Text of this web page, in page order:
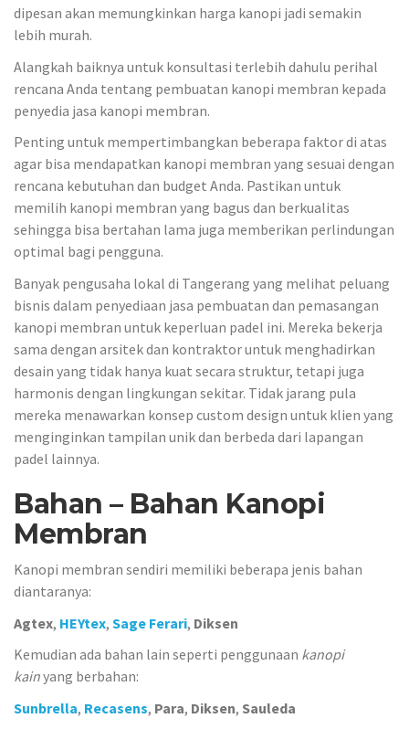
dipesan akan memungkinkan harga kanopi jadi semakin
lebih murah.
Alangkah baiknya untuk konsultasi terlebih dahulu perihal
rencana Anda tentang pembuatan kanopi membran kepada
penyedia jasa kanopi membran.
Penting untuk mempertimbangkan beberapa faktor di atas
agar bisa mendapatkan kanopi membran yang sesuai dengan
rencana kebutuhan dan budget Anda. Pastikan untuk
memilih kanopi membran yang bagus dan berkualitas
sehingga bisa bertahan lama juga memberikan perlindungan
optimal bagi pengguna.
Banyak pengusaha lokal di Tangerang yang melihat peluang
bisnis dalam penyediaan jasa pembuatan dan pemasangan
kanopi membran untuk keperluan padel ini. Mereka bekerja
sama dengan arsitek dan kontraktor untuk menghadirkan
desain yang tidak hanya kuat secara struktur, tetapi juga
harmonis dengan lingkungan sekitar. Tidak jarang pula
mereka menawarkan konsep custom design untuk klien yang
menginginkan tampilan unik dan berbeda dari lapangan
padel lainnya.
Bahan – Bahan Kanopi
Membran
Kanopi membran sendiri memiliki beberapa jenis bahan
diantaranya:
Agtex, HEYtex, Sage Ferari, Diksen
Kemudian ada bahan lain seperti penggunaan kanopi
kainyang berbahan:
Sunbrella, Recasens, Para, Diksen, Sauleda